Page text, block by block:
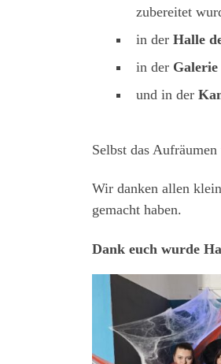
zubereitet
in der Halle
in der
und in der
Selbst das
Wir danken allen
gemacht haben.
Dank euch wurde